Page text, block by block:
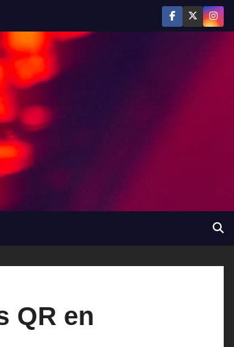
QR en